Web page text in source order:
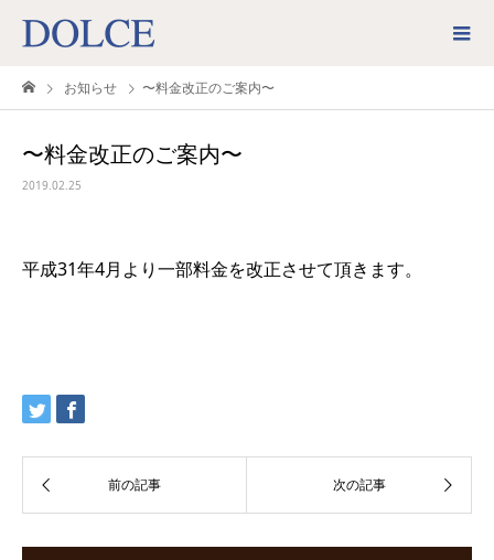
お知らせ 〜料金改正のご案内〜
〜料金改正のご案内〜
2019.02.25
平成31年4月より一部料金を改正させて頂きます。